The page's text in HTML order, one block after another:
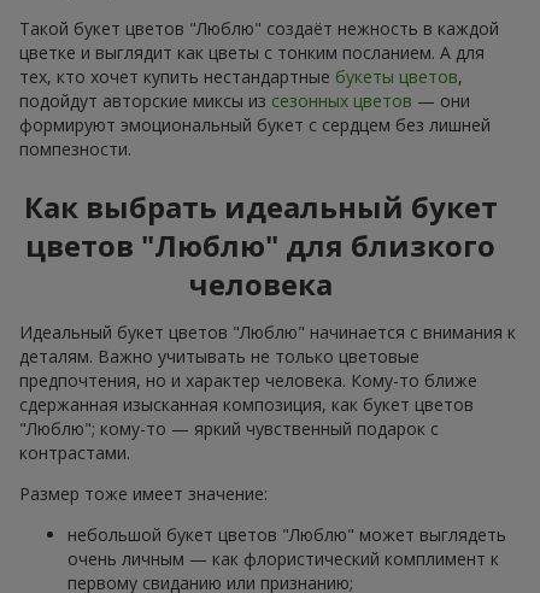
Такой букет цветов "Люблю" создаёт нежность в каждой
цветке и выглядит как цветы с тонким посланием. А для
тех, кто хочет купить нестандартные букеты цветов,
подойдут авторские миксы из сезонных цветов — они
формируют эмоциональный букет с сердцем без лишней
помпезности.
Как выбрать идеальный букет
цветов "Люблю" для близкого
человека
Идеальный букет цветов "Люблю" начинается с внимания к
деталям. Важно учитывать не только цветовые
предпочтения, но и характер человека. Кому-то ближе
сдержанная изысканная композиция, как букет цветов
"Люблю"; кому-то — яркий чувственный подарок с
контрастами.
Размер тоже имеет значение:
небольшой букет цветов "Люблю" может выглядеть
очень личным — как флористический комплимент к
первому свиданию или признанию;